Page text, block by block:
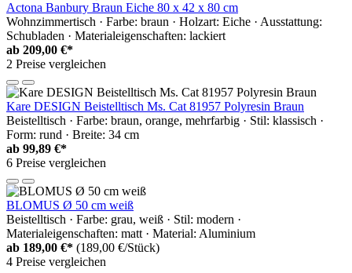
Actona Banbury Braun Eiche 80 x 42 x 80 cm
Wohnzimmertisch · Farbe: braun · Holzart: Eiche · Ausstattung:
Schubladen · Materialeigenschaften: lackiert
ab 209,00 €*
2 Preise vergleichen
Kare DESIGN Beistelltisch Ms. Cat 81957 Polyresin Braun
Beistelltisch · Farbe: braun, orange, mehrfarbig · Stil: klassisch ·
Form: rund · Breite: 34 cm
ab 99,89 €*
6 Preise vergleichen
BLOMUS Ø 50 cm weiß
Beistelltisch · Farbe: grau, weiß · Stil: modern ·
Materialeigenschaften: matt · Material: Aluminium
ab 189,00 €* (189,00 €/Stück)
4 Preise vergleichen